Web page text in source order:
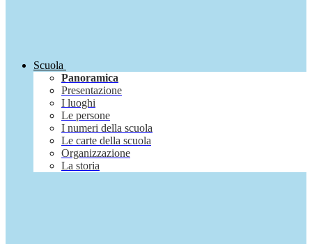
Scuola
Panoramica
Presentazione
I luoghi
Le persone
I numeri della scuola
Le carte della scuola
Organizzazione
La storia